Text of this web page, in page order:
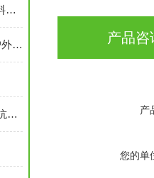
蓝色10方 耐高温耐冷冻 PE塑料大水桶
森林消防水箱 方便运输移动 户外应急塑料桶
25吨果园灌溉塑胶水塔食品级抗老化的优势
产品咨
产
您的单